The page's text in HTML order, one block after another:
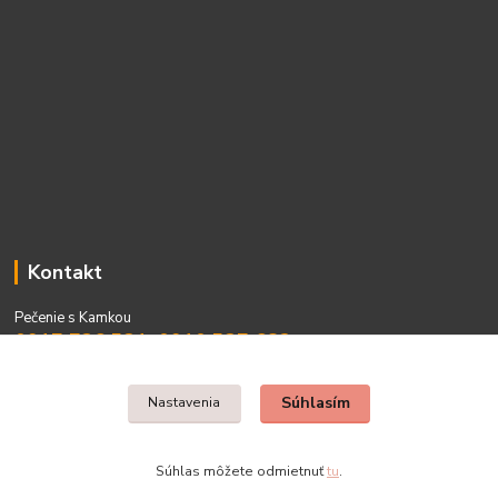
Kontakt
Pečenie s Kamkou
0917 736 531, 0910 537 682
Nastavenia Súhlasím
Súhlas môžete odmietnuťtu.